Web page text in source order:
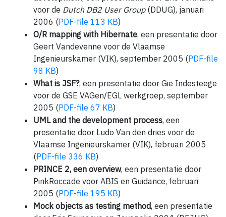
voor de Dutch DB2 User Group(DDUG), januari
2006 (PDF-file 113 KB)
O/R mapping with Hibernate, een presentatie door
Geert Vandevenne voor de Vlaamse
Ingenieurskamer (VIK), september 2005 (PDF-file
98 KB)
What is JSF?, een presentatie door Gie Indesteege
voor de GSE VAGen/EGL werkgroep, september
2005 (PDF-file 67 KB)
UML and the development process, een
presentatie door Ludo Van den dries voor de
Vlaamse Ingenieurskamer (VIK), februari 2005
(PDF-file 336 KB)
PRINCE 2, een overview, een presentatie door
PinkRoccade voor ABIS en Guidance, februari
2005 (PDF-file 195 KB)
Mock objects as testing method, een presentatie